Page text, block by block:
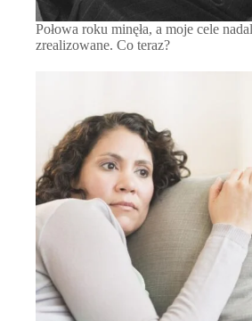
Połowa roku minęła, a moje cele
zrealizowane. Co teraz?